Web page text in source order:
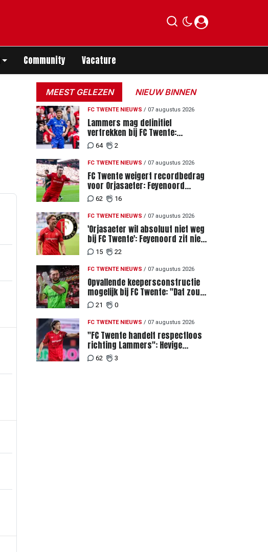
Community Vacature
MEEST GELEZEN NIEUW BINNEN
FC TWENTE NIEUWS / 07 augustus 2026
Lammers mag definitief
vertrekken bij FC Twente:
zaakwaarnemer krijgt deadline
vanwege komst vervanger
64 2
FC TWENTE NIEUWS / 07 augustus 2026
FC Twente weigert recordbedrag
voor Orjasaeter: Feyenoord
genoemd na megabod
62 16
FC TWENTE NIEUWS / 07 augustus 2026
'Orjasaeter wil absoluut niet weg
bij FC Twente': Feyenoord zit niet
achter recordbod
15 22
FC TWENTE NIEUWS / 07 augustus 2026
Opvallende keepersconstructie
mogelijk bij FC Twente: "Dat zou
eigenlijk best kunnen"
21 0
FC TWENTE NIEUWS / 07 augustus 2026
"FC Twente handelt respectloos
richting Lammers": Hevige
discussie rondom degradatie tot
derde spits
62 3